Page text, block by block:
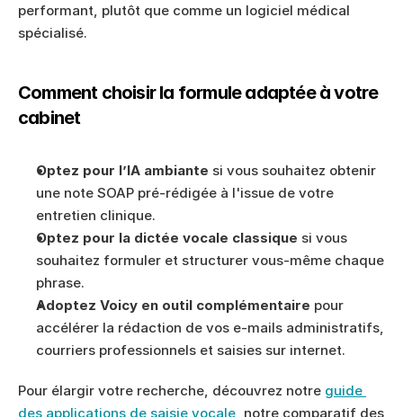
performant, plutôt que comme un logiciel médical
spécialisé.
Comment choisir la formule adaptée à votre
cabinet
Optez pour l’IA ambiante si vous souhaitez obtenir
une note SOAP pré-rédigée à l'issue de votre
entretien clinique.
Optez pour la dictée vocale classique si vous
souhaitez formuler et structurer vous-même chaque
phrase.
Adoptez Voicy en outil complémentaire pour
accélérer la rédaction de vos e-mails administratifs,
courriers professionnels et saisies sur internet.
Pour élargir votre recherche, découvrez notre guide
des applications de saisie vocale